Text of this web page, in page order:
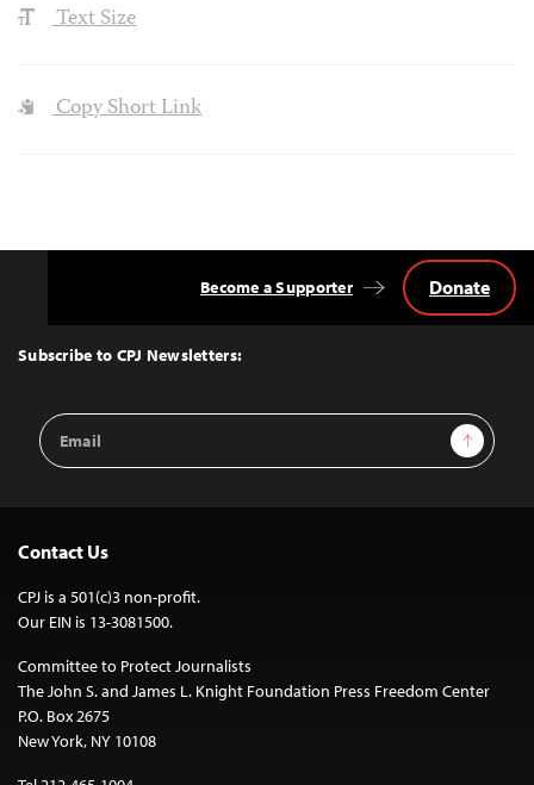
Text Size
Copy Short Link
Top
Subscribe to CPJ Newsletters:
Email
Address
Sign Up
Become a Supporter Donate
Contact Us
CPJ is a 501(c)3 non-profit.
Our EIN is 13-3081500.
Committee to Protect Journalists
The John S. and James L. Knight Foundation Press Freedom Center
P.O. Box 2675
New York, NY 10108